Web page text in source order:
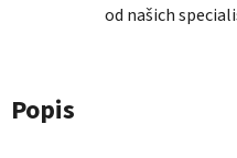
od našich
Popis